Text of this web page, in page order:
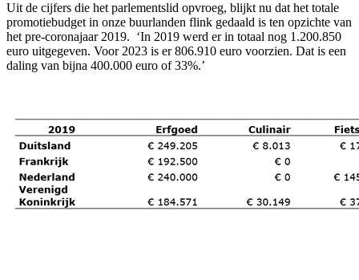
Uit de cijfers die het parlementslid opvroeg, blijkt nu dat het totale
promotiebudget in onze buurlanden flink gedaald is ten opzichte van
het pre-coronajaar 2019. ‘In 2019 werd er in totaal nog 1.200.850
euro uitgegeven. Voor 2023 is er 806.910 euro voorzien. Dat is een
daling van bijna 400.000 euro of 33%.’